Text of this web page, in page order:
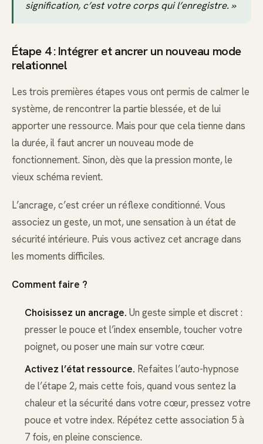
signification, c’est votre corps qui l’enregistre. »
Étape 4 : Intégrer et ancrer un nouveau mode
relationnel
Les trois premières étapes vous ont permis de calmer le
système, de rencontrer la partie blessée, et de lui
apporter une ressource. Mais pour que cela tienne dans
la durée, il faut ancrer un nouveau mode de
fonctionnement. Sinon, dès que la pression monte, le
vieux schéma revient.
L’ancrage, c’est créer un réflexe conditionné. Vous
associez un geste, un mot, une sensation à un état de
sécurité intérieure. Puis vous activez cet ancrage dans
les moments difficiles.
Comment faire ?
Choisissez un ancrage. Un geste simple et discret :
presser le pouce et l’index ensemble, toucher votre
poignet, ou poser une main sur votre cœur.
Activez l’état ressource. Refaites l’auto-hypnose
de l’étape 2, mais cette fois, quand vous sentez la
chaleur et la sécurité dans votre cœur, pressez votre
pouce et votre index. Répétez cette association 5 à
7 fois, en pleine conscience.